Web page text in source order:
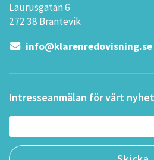
Laurusgatan 6
272 38 Brantevik
info@klarenredovisning.se
Intresseanmälan för vårt